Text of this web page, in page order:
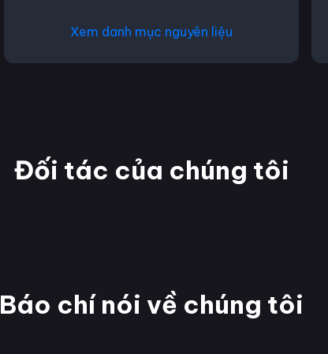
Xem danh mục nguyên liệu
Đối tác của chúng tôi
Báo chí nói về chúng tôi